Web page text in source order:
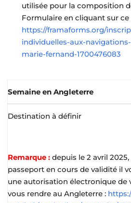
utilisée pour la composition
Formulaire en cliquant sur ce
https://framaforms.org/
individuelles-aux-
marie-fernand-1700476083
Semaine en Angleterre
Destination à définir
Remarque :depuis le 2 avril 2025,
passeport en cours de validité il
une autorisation électronique de
vous rendre au Angleterre :